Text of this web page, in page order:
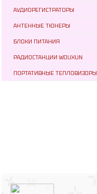
АУДИОРЕГИСТРАТОРЫ
АНТЕННЫЕ ТЮНЕРЫ
БЛОКИ ПИТАНИЯ
РАДИОСТАНЦИИ WOUXUN
ПОРТАТИВНЫЕ ТЕПЛОВИЗОРЫ